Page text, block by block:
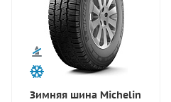
Зимняя шина Michelin